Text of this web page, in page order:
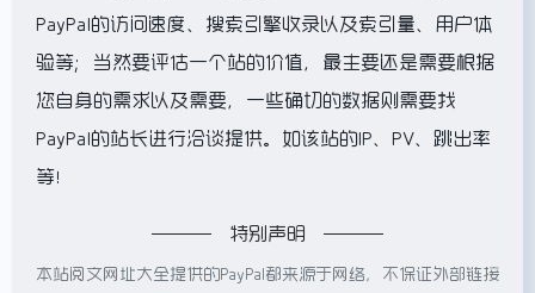
PayPal的访问速度、搜索引擎收录以及索引量、用户体
验等；当然要评估一个站的价值，最主要还是需要根据
您自身的需求以及需要，一些确切的数据则需要找
PayPal的站长进行洽谈提供。如该站的IP、PV、跳出率
等！
特别声明
本站阅文网址大全提供的PayPal都来源于网络，不保证外部链接